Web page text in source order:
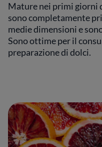
Mature nei primi giorni
sono completamente
medie dimensioni e
Sono ottime per il
preparazione di dolci.